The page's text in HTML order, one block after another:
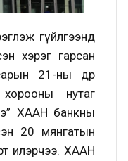
гүйлгээнд
хэрэг гарсан
21-ны өдөр
нутаг
ХААН банкны
20 мянгатын
илэрчээ. ХААН